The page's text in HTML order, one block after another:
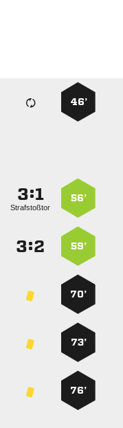
46’
56’
:
Strafstoßtor
59’
:
70’
73’
76’